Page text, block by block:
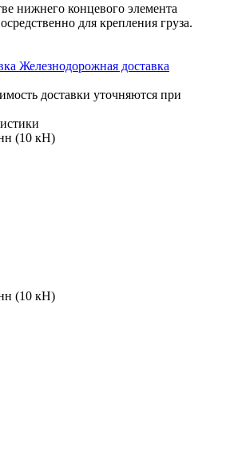
нижнего концевого элемента
для крепления груза.
Железнодорожная доставка
доставки уточняются при
(10 кН)
(10 кН)